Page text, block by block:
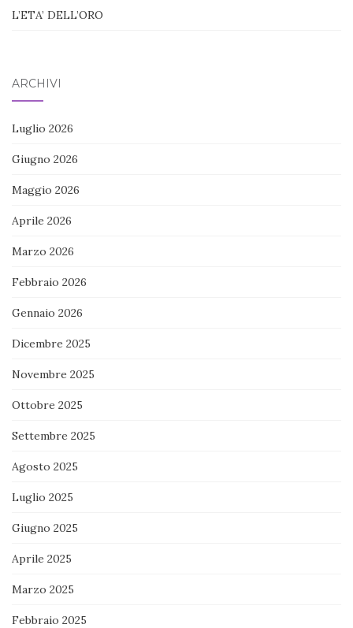
L’ETA’ DELL’ORO
ARCHIVI
Luglio 2026
Giugno 2026
Maggio 2026
Aprile 2026
Marzo 2026
Febbraio 2026
Gennaio 2026
Dicembre 2025
Novembre 2025
Ottobre 2025
Settembre 2025
Agosto 2025
Luglio 2025
Giugno 2025
Aprile 2025
Marzo 2025
Febbraio 2025